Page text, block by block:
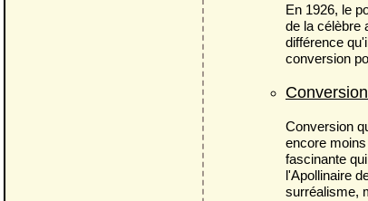
En 1926, le
de la célèbre
différence
conversion
Conversion
encore
fascinante
l'Apollinaire
surréalisme,